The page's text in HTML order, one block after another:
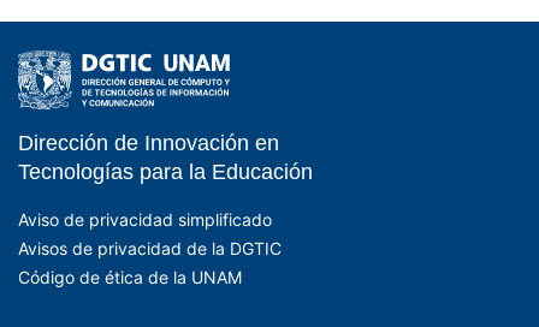
Dirección de Innovación en
Tecnologías para la Educación
Aviso de privacidad simplificado
Avisos de privacidad de la DGTIC
Código de ética de la UNAM